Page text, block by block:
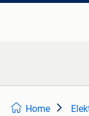
Home